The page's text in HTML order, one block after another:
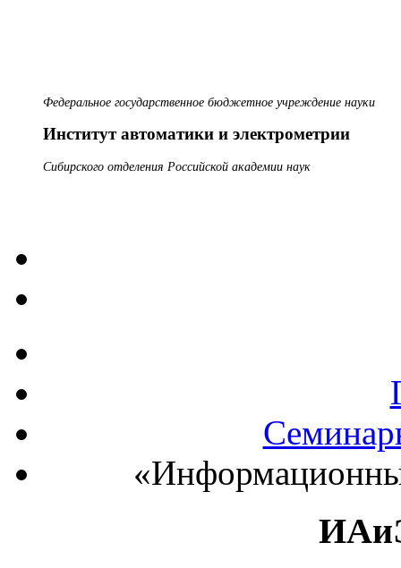
Федеральное государственное бюджетное учреждение науки
Институт автоматики и электрометрии
Сибирского отделения Российской академии наук